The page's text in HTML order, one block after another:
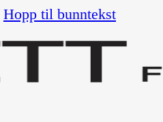
Hopp til bunntekst